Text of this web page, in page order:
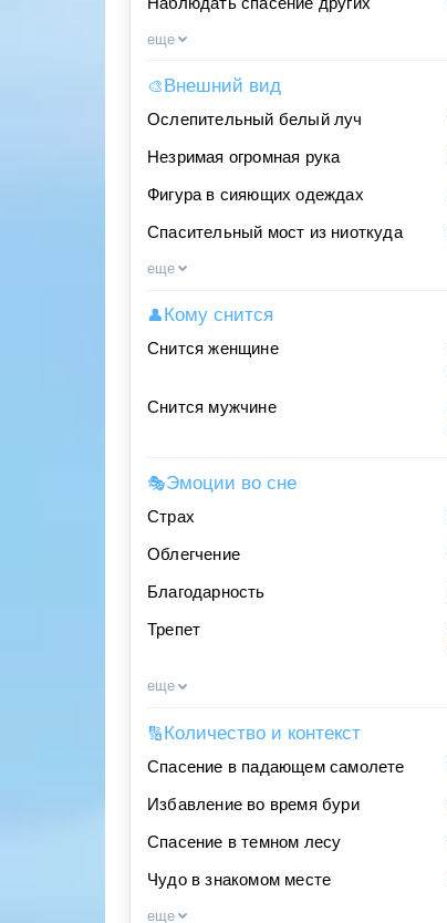
Наблюдать спасение других
еще
🎨Внешний вид
Ослепительный белый луч
Незримая огромная рука
Фигура в сияющих одеждах
Спасительный мост из ниоткуда
еще
👤 Кому снится
Снится женщине
Снится мужчине
🎭Эмоции во сне
Страх
Облегчение
Благодарность
Трепет
еще
🔢Количество и контекст
Спасение в падающем самолете
Избавление во время бури
Спасение в темном лесу
Чудо в знакомом месте
еще